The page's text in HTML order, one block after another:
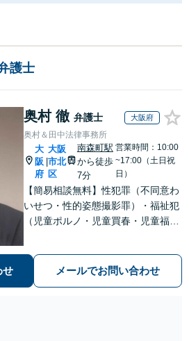
護士
奥村 徹 弁護士 大阪府
奥村＆田中法律事務所
大
阪
府
大阪
市北
区
南森町駅
から徒歩
7分
営業時間：10:00
~17:00（土日祝
日）
【簡易相談無料】性犯罪（不同意わ
いせつ・性的姿態撮影罪）・福祉犯
（児童ポルノ・児童買春・児童福祉
等）に非常に詳しい弁護士です
せ メールでお問い合わせ